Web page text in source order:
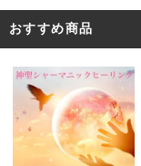
おすすめ商品